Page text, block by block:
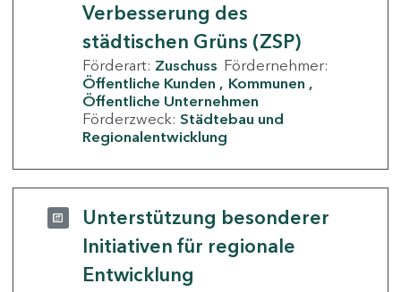
Verbesserung des
städtischen Grüns (ZSP)
Förderart: Zuschuss Fördernehmer:
Öffentliche Kunden
Kommunen
Öffentliche Unternehmen
Förderzweck: Städtebau und
Regionalentwicklung
Unterstützung besonderer
Initiativen für regionale
Entwicklung